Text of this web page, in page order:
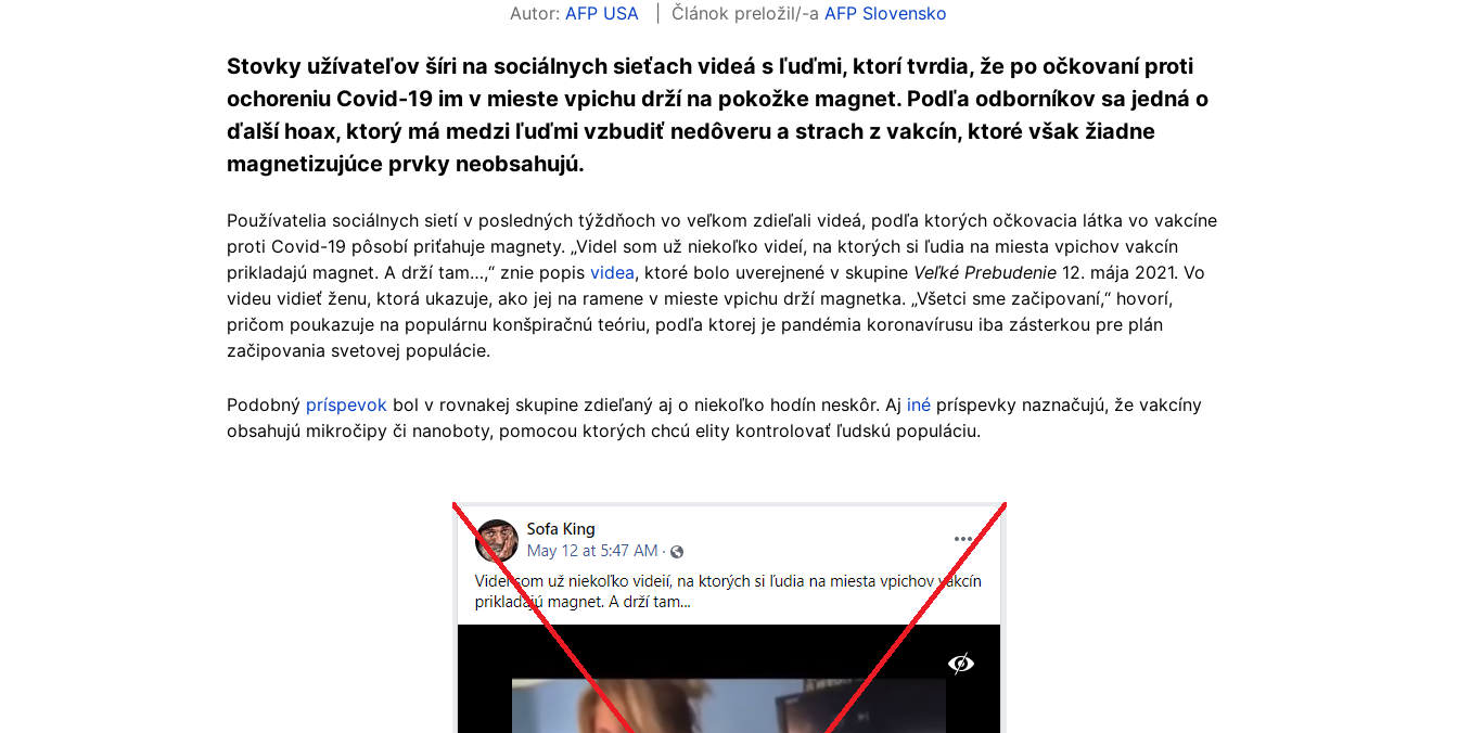
Autor: AFP USA Článok preložil/-a AFP Slovensko
Stovky užívateľov šíri na sociálnych sieťach videá s ľuďmi, ktorí tvrdia, že po očkovaní proti
ochoreniu Covid-19 im v mieste vpichu drží na pokožke magnet. Podľa odborníkov sa jedná o
ďalší hoax, ktorý má medzi ľuďmi vzbudiť nedôveru a strach z vakcín, ktoré však žiadne
magnetizujúce prvky neobsahujú.
Používatelia sociálnych sietí v posledných týždňoch vo veľkom zdieľali videá, podľa ktorých očkovacia látka vo vakcíne
proti Covid-19 pôsobí priťahuje magnety. „Videl som už niekoľko videí, na ktorých si ľudia na miesta vpichov vakcín
prikladajú magnet. A drží tam…,“ znie popis videa, ktoré bolo uverejnené v skupine Veľké Prebudenie 12. mája 2021. Vo
videu vidieť ženu, ktorá ukazuje, ako jej na ramene v mieste vpichu drží magnetka. „Všetci sme začipovaní,“ hovorí,
pričom poukazuje na populárnu konšpiračnú teóriu, podľa ktorej je pandémia koronavírusu iba zásterkou pre plán
začipovania svetovej populácie.
Podobný príspevok bol v rovnakej skupine zdieľaný aj o niekoľko hodín neskôr. Aj iné príspevky naznačujú, že vakcíny
obsahujú mikročipy či nanoboty, pomocou ktorých chcú elity kontrolovať ľudskú populáciu.